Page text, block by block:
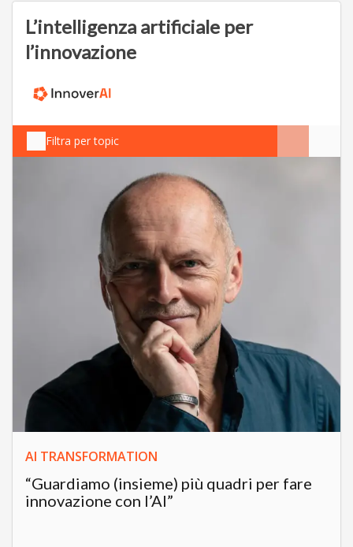
L’intelligenza artificiale per
l’innovazione
Filtra per topic
AI TRANSFORMATION
“Guardiamo (insieme) più quadri per fare
innovazione con l’AI”